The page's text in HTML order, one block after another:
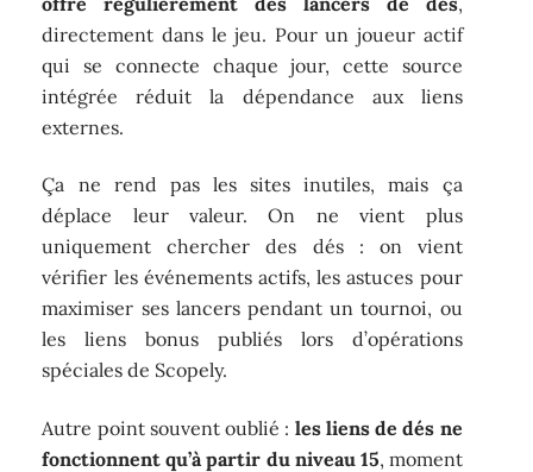
directement dans le jeu. Pour un joueur actif
qui se connecte chaque jour, cette source
intégrée réduit la dépendance aux liens
externes.
Ça ne rend pas les sites inutiles, mais ça
déplace leur valeur. On ne vient plus
uniquement chercher des dés : on vient
vérifier les événements actifs, les astuces pour
maximiser ses lancers pendant un tournoi, ou
les liens bonus publiés lors d’opérations
spéciales de Scopely.
Autre point souvent oublié : les liens de dés ne
fonctionnent qu’à partir du niveau 15, moment